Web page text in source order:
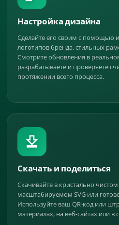
Настройка дизайна
Сделайте его своим с помощью
логотипов бренда, стильных
Смотрите обновления в
разрабатываете и проверяете
протяжении всего процесса.
Скачать и поделиться
Скачивайте в кристально
масштабируемом SVG или
Используйте ваш QR-код или
материалах, на веб-сайтах или в